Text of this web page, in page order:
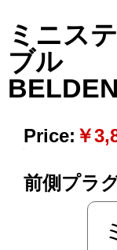
ミニス
ブル
Price: ￥
前側プラ